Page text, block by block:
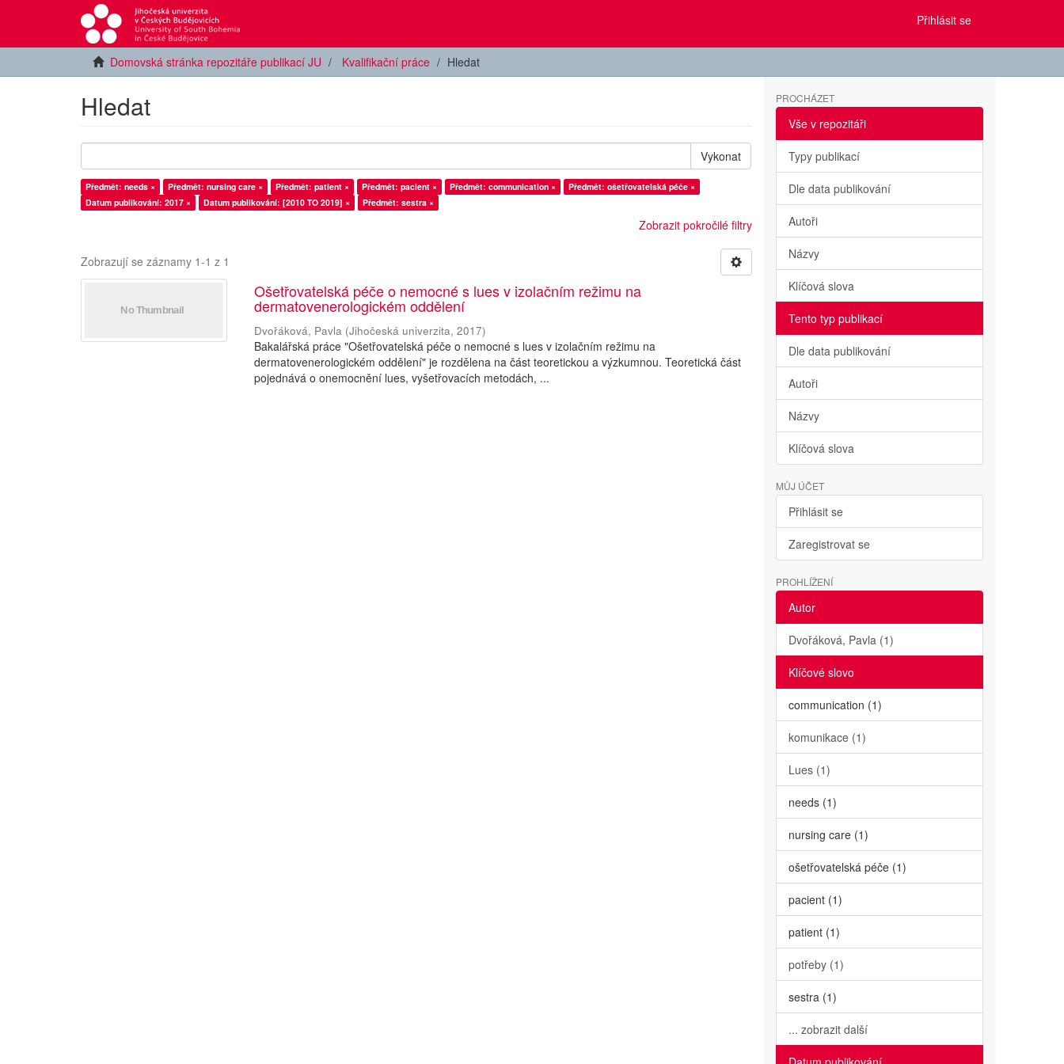
Přihlásit se
Domovská stránka repozitáře publikací JU Kvalifikační práce Hledat
Hledat
Vykonat
Předmět: needs × Předmět: nursing care × Předmět: patient × Předmět: pacient × Předmět: communication ×
Předmět: ošetřovatelská péče ×
Datum publikování: 2017 ×
Datum publikování: [2010 TO 2019] × Předmět: sestra ×
Zobrazit pokročilé filtry
Zobrazují se záznamy 1-1 z 1
Ošetřovatelská péče o nemocné s lues v izolačním režimu na
dermatovenerologickém oddělení
Dvořáková, Pavla (Jihočeská univerzita,2017)
Bakalářská práce "Ošetřovatelská péče o nemocné s lues v izolačním režimu na
dermatovenerologickém oddělení" je rozdělena na část teoretickou a výzkumnou. Teoretická část
pojednává o onemocnění lues, vyšetřovacích metodách, ...
PROCHÁZET
Vše v repozitáři
Typy publikací
Dle data publikování
Autoři
Názvy
Klíčová slova
Tento typ publikací
Dle data publikování
Autoři
Názvy
Klíčová slova
MŮJ ÚČET
Přihlásit se
Zaregistrovat se
PROHLÍŽENÍ
Autor
Dvořáková, Pavla (1)
Klíčové slovo
communication (1)
komunikace (1)
Lues (1)
needs (1)
nursing care (1)
ošetřovatelská péče (1)
pacient (1)
patient (1)
potřeby (1)
sestra (1)
... zobrazit další